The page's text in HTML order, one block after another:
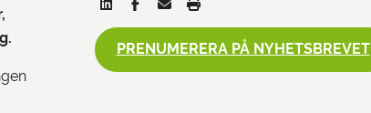
PRENUMERERA PÅ NYHETSBREVET